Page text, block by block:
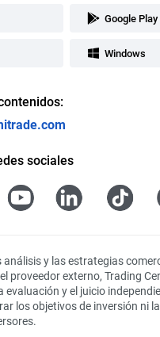
Google Play
Windows
sociales
análisis y las estrategias
proveedor externo, Trading
evaluación y el juicio
los objetivos de inversión ni